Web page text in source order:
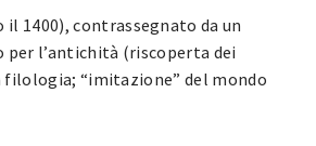
il 1400), contrassegnato da un
l’antichità (riscoperta dei
filologia; “imitazione” del mondo